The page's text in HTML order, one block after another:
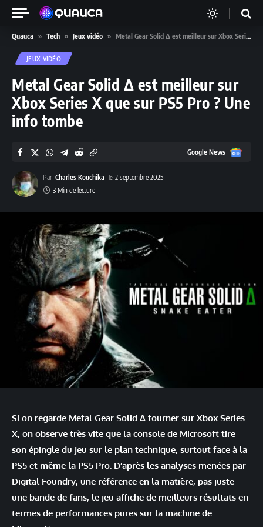
Quauca » Tech » Jeux vidéo » Metal Gear Solid Δ est meilleur sur Xbox Series X que sur PS5 Pro ? Une info tombe
JEUX VIDÉO
Metal Gear Solid Δ est meilleur sur
Xbox Series X que sur PS5 Pro ? Une
info tombe
Par Charles Kouchika
2 septembre 2025
3 Min de lecture
Google News Google
Si on regarde Metal Gear Solid Δ tourner sur Xbox Series
X, on observe très vite que la console de Microsoft tire
son épingle du jeu sur le plan technique, surtout face à la
PS5 et même la PS5 Pro. D’après les analyses menées par
Digital Foundry, une référence en la matière, pas juste
une bande de fans, le jeu affiche de meilleurs résultats en
termes de performances pures sur la machine de